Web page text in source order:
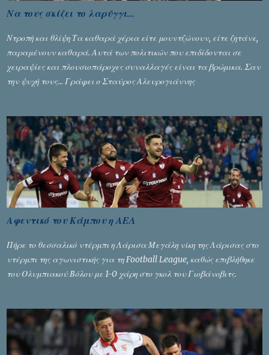
Να τους σκίζει το λαρύγγι...
Ντροπή και θλίψη Τα καθαρά χέρια είτε μουντζώνουν, είτε ζητάνε,
παραμένουν καθαρά. Αυτά των πολιτικών που επιδίδονται σε
χειραψίες και πλουσιοπάροχες συναλλαγές είναι τα βρώμικα. Σαν
την ψυχή τους... Γράφει ο Σταύρος Αλευρογιάννης
Αφεντικό του Κάμπου η ΑΕΛ
Πήρε το θεσσαλικό ντέρμπι η Λάρισα Μεγάλη νίκη της Λάρισας στο
ντέρμπι της αγωνιστικής για τη Football League, καθώς επιβλήθηκε
του Ολυμπιακού Βόλου με 1-0 χάρη στο γκολ του Γιοβάνοβιτς.